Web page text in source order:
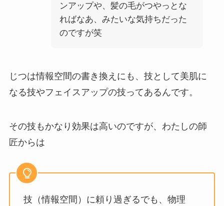
ンアップや、髪の毛がつやっとな
ればなあ、みたいな気持ちだった
のですが笑
じつは情報空間の書き換えにも、技として美肌に
なる技やフェイスアップの技ってあるんです。
その技もかなり効果は高いのですが、わたしの師
匠からは
技（情報空間）に頼り過ぎるでも、物理